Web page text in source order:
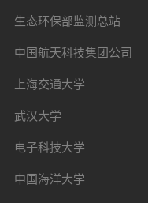
生态环保部监测总站
中国航天科技集团公司
上海交通大学
武汉大学
电子科技大学
中国海洋大学